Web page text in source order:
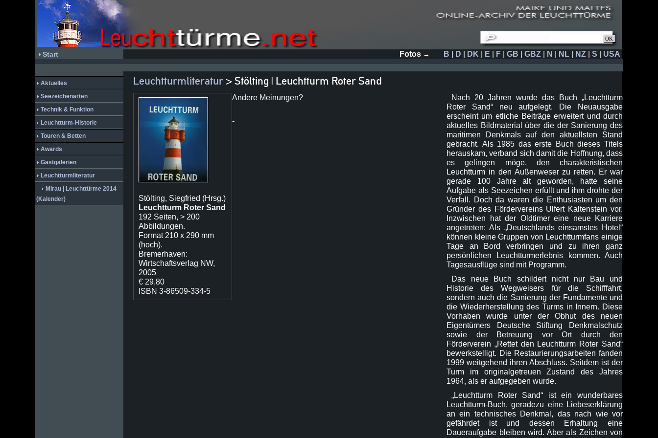
Start Fotos → B D DK E F GB GBZ N NL NZ S USA
Aktuelles
Seezeichenarten
Technik & Funktion
Leuchtturm-Historie
Touren & Betten
Awards
Gastgalerien
Leuchtturmliteratur
Mirau | Leuchttürme 2014
(Kalender)
Leuchtturmliteratur > Stölting | Leuchtturm Roter Sand
Nach 20 Jahren wurde das Buch „Leuchtturm
Roter Sand“ neu aufgelegt. Die Neuausgabe
erscheint um etliche Beiträge erweitert und durch
aktuelles Bildmaterial über die der Sanierung des
maritimen Denkmals auf den aktuellsten Stand
gebracht. Als 1985 das erste Buch dieses Titels
herauskam, verband sich damit die Hoffnung, dass
es gelingen möge, den charakteristischen
Leuchtturm in den Außenweser zu retten. Er war
gerade 100 Jahre alt geworden, hatte seine
Aufgabe als Seezeichen erfüllt und ihm drohte der
Verfall. Doch da waren die Enthusiasten um den
Gründer des Fördervereins Ulfert Kaltenstein vor.
Inzwischen hat der Oldtimer eine neue Karriere
angetreten: Als „Deutschlands einsamstes Hotel“
können kleine Gruppen von Leuchtturmfans einige
Tage an Bord verbringen und zu ihren ganz
persönlichen Leuchtturmerlebnis kommen. Auch
Tagesausflüge sind mit Programm.
Das neue Buch schildert nicht nur Bau und
Historie des Wegweisers für die Schifffahrt,
sondern auch die Sanierung der Fundamente und
die Wiederherstellung des Turms in Innern. Diese
Vorhaben wurde unter der Obhut des neuen
Eigentümers Deutsche Stiftung Denkmalschutz
sowie der Betreuung vor Ort durch den
Förderverein „Rettet den Leuchtturm Roter Sand“
bewerkstelligt. Die Restaurierungsarbeiten fanden
1999 weitgehend ihren Abschluss. Seitdem ist der
Turm im originalgetreuen Zustand des Jahres
1964, als er aufgegeben wurde.
„Leuchtturm Roter Sand“ ist ein wunderbares
Leuchtturm-Buch, geradezu eine Liebeserklärung
an ein technisches Denkmal, das nach wie vor
gefährdet ist und dessen Erhaltung eine
Daueraufgabe bleiben wird. Aber als Zeichen von
Stölting, Siegfried (Hrsg.)
Leuchtturm Roter Sand
192 Seiten, > 200
Abbildungen.
Format 210 x 290 mm
(hoch).
Bremerhaven:
Wirtschaftsverlag NW,
2005
€ 29,80
ISBN 3-86509-334-5
Andere Meinungen?
-